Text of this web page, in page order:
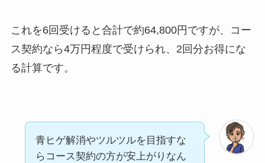
これを6回受けると合計で約64,800円ですが、コー
ス契約なら4万円程度で受けられ、2回分お得にな
る計算です。
青ヒゲ解消やツルツルを目指すな
らコース契約の方が安上がりなん